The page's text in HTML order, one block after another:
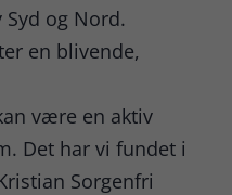
Syd og Nord.
en blivende,
være en aktiv
Det har vi fundet i
Sorgenfri